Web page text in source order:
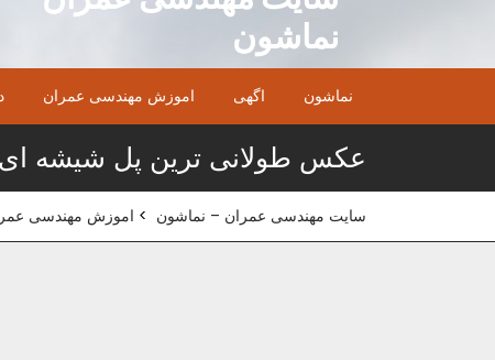
content
نماشون
نماشون اگهی اموزش مهندسی عمران
عکس طولانی ترین پل شیشه
سایت مهندسی عمران – نماشون > اموزش مهندسی